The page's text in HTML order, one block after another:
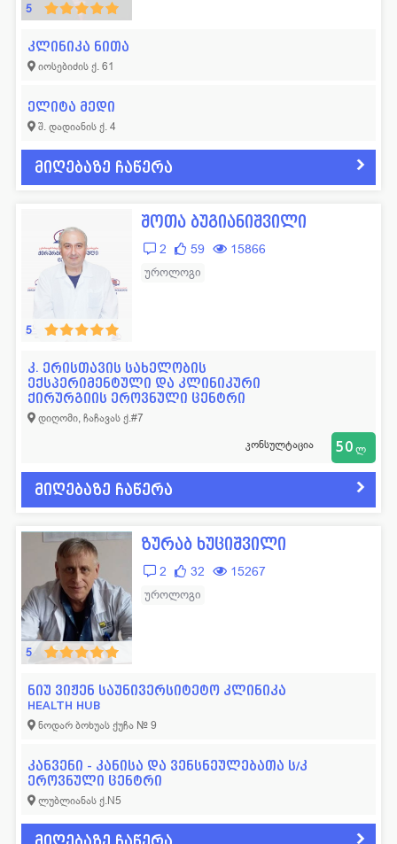
ლოგოპედი
მამოლოგი
ნარკოლოგი
ნეონატოლოგი
5
კლინიკა ნითა
იოსებიძის ქ. 61
ელიტა მედი
შ. დადიანის ქ. 4
მიღებაზე ჩაწერა
5
შოთა ბუგიანიშვილი
2 59 15866
უროლოგი
კ. ერისთავის სახელობის
ექსპერიმენტული და კლინიკური
ქირურგიის ეროვნული ცენტრი
დიღომი, ჩაჩავას ქ.#7
კონსულტაცია 50 ლ
მიღებაზე ჩაწერა
5
ზურაბ ხუციშვილი
2 32 15267
უროლოგი
ნიუ ვიჟენ საუნივერსიტეტო კლინიკა
HEALTH HUB
ნოდარ ბოხუას ქუჩა № 9
კანვენი - კანისა და ვენსნეულებათა ს/კ
ეროვნული ცენტრი
ლუბლიანას ქ.N5